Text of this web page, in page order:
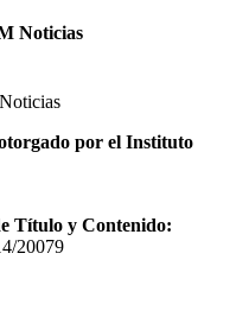
Noticias
por el Instituto
Título y Contenido:
20079